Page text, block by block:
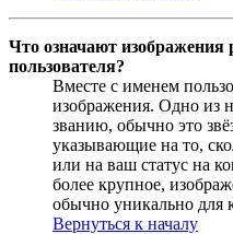
Что означают
пользователя?
Вместе с именем
изображения. Одно из
званию, обычно это
указывающие на то,
или на ваш статус на
более крупное,
обычно уникально для
Вернуться к началу